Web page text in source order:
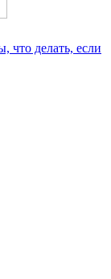
что делать, если